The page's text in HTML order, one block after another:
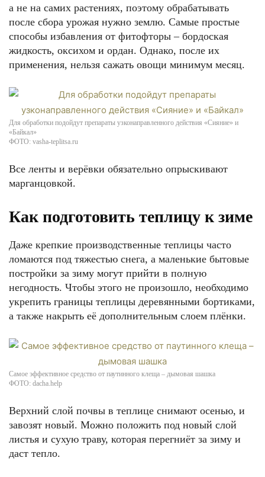
а не на самих растениях, поэтому обрабатывать
после сбора урожая нужно землю. Самые простые
способы избавления от фитофторы – бордоская
жидкость, оксихом и ордан. Однако, после их
применения, нельзя сажать овощи минимум месяц.
Для обработки подойдут препараты узконаправленного действия «Сияние» и
«Байкал»
ФОТО: vasha-teplitsa.ru
Все ленты и верёвки обязательно опрыскивают
марганцовкой.
Как подготовить теплицу к зиме
Даже крепкие производственные теплицы часто
ломаются под тяжестью снега, а маленькие бытовые
постройки за зиму могут прийти в полную
негодность. Чтобы этого не произошло, необходимо
укрепить границы теплицы деревянными бортиками,
а также накрыть её дополнительным слоем плёнки.
Самое эффективное средство от паутинного клеща – дымовая шашка
ФОТО: dacha.help
Верхний слой почвы в теплице снимают осенью, и
завозят новый. Можно положить под новый слой
листья и сухую траву, которая перегниёт за зиму и
даст тепло.